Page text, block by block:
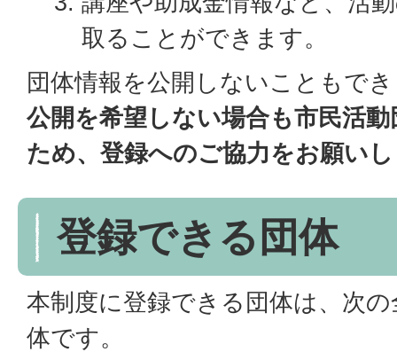
取ることができます。
団体情報を公開しないこともで
公開を希望しない場合も市民活
ため、登録へのご協力をお願い
登録できる団体
本制度に登録できる団体は、次
体です。